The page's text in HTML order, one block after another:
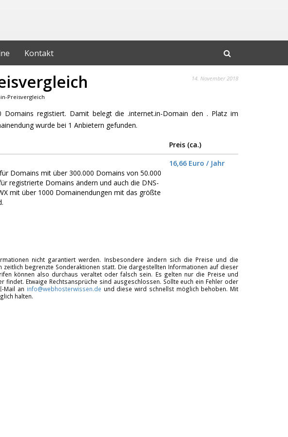
Kontakt
14. November 2018
Preisvergleich
Domains registiert. Damit belegt die .internet.in-Domain den . Platz im
wurde bei 1 Anbietern gefunden.
Preis (ca.)
Domains mit über 300.000 Domains von 50.000
registrierte Domains ändern und auch die DNS-
mit über 1000 Domainendungen mit das größte
16,66 Euro / Jahr
nicht garantiert werden. Insbesondere ändern sich die Preise und die
begrenzte Sonderaktionen statt. Die dargestellten Informationen auf dieser
können also durchaus veraltet oder falsch sein. Es gelten nur die Preise und
Etwaige Rechtsansprüche sind ausgeschlossen. Sollte euch ein Fehler oder
Mail an info@webhosterwissen.de und diese wird schnellst möglich behoben. Mit
halten.